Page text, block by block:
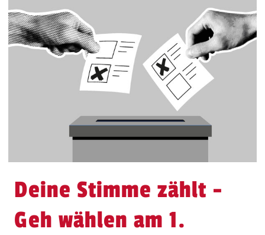
Deine Stimme zählt -
Geh wählen am 1.